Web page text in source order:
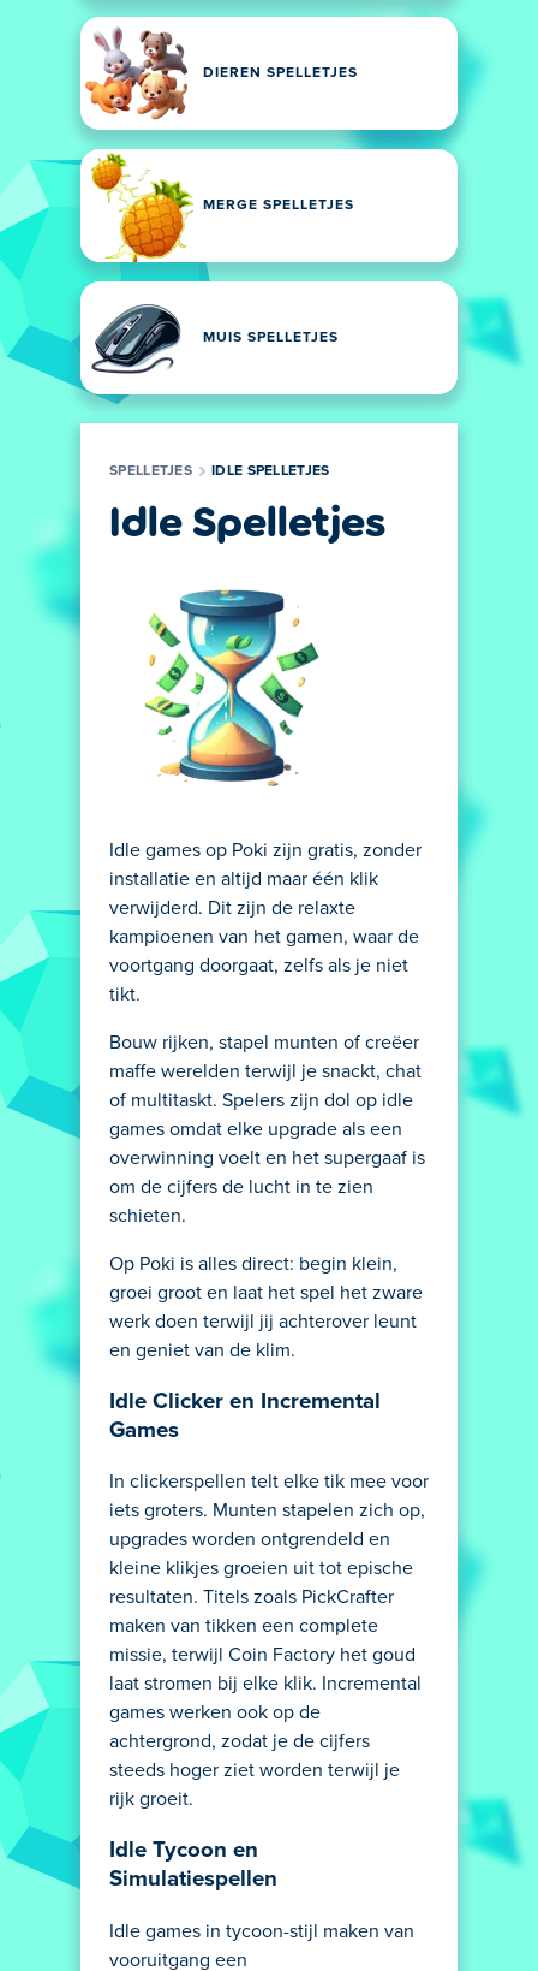
DIEREN SPELLETJES
MERGE SPELLETJES
MUIS SPELLETJES
SPELLETJES IDLE SPELLETJES
Idle Spelletjes
Idle games op Poki zijn gratis, zonder
installatie en altijd maar één klik
verwijderd. Dit zijn de relaxte
kampioenen van het gamen, waar de
voortgang doorgaat, zelfs als je niet
tikt.
Bouw rijken, stapel munten of creëer
maffe werelden terwijl je snackt, chat
of multitaskt. Spelers zijn dol op idle
games omdat elke upgrade als een
overwinning voelt en het supergaaf is
om de cijfers de lucht in te zien
schieten.
Op Poki is alles direct: begin klein,
groei groot en laat het spel het zware
werk doen terwijl jij achterover leunt
en geniet van de klim.
Idle Clicker en Incremental
Games
In clickerspellen telt elke tik mee voor
iets groters. Munten stapelen zich op,
upgrades worden ontgrendeld en
kleine klikjes groeien uit tot epische
resultaten. Titels zoals PickCrafter
maken van tikken een complete
missie, terwijl Coin Factory het goud
laat stromen bij elke klik. Incremental
games werken ook op de
achtergrond, zodat je de cijfers
steeds hoger ziet worden terwijl je
rijk groeit.
Idle Tycoon en
Simulatiespellen
Idle games in tycoon-stijl maken van
vooruitgang een